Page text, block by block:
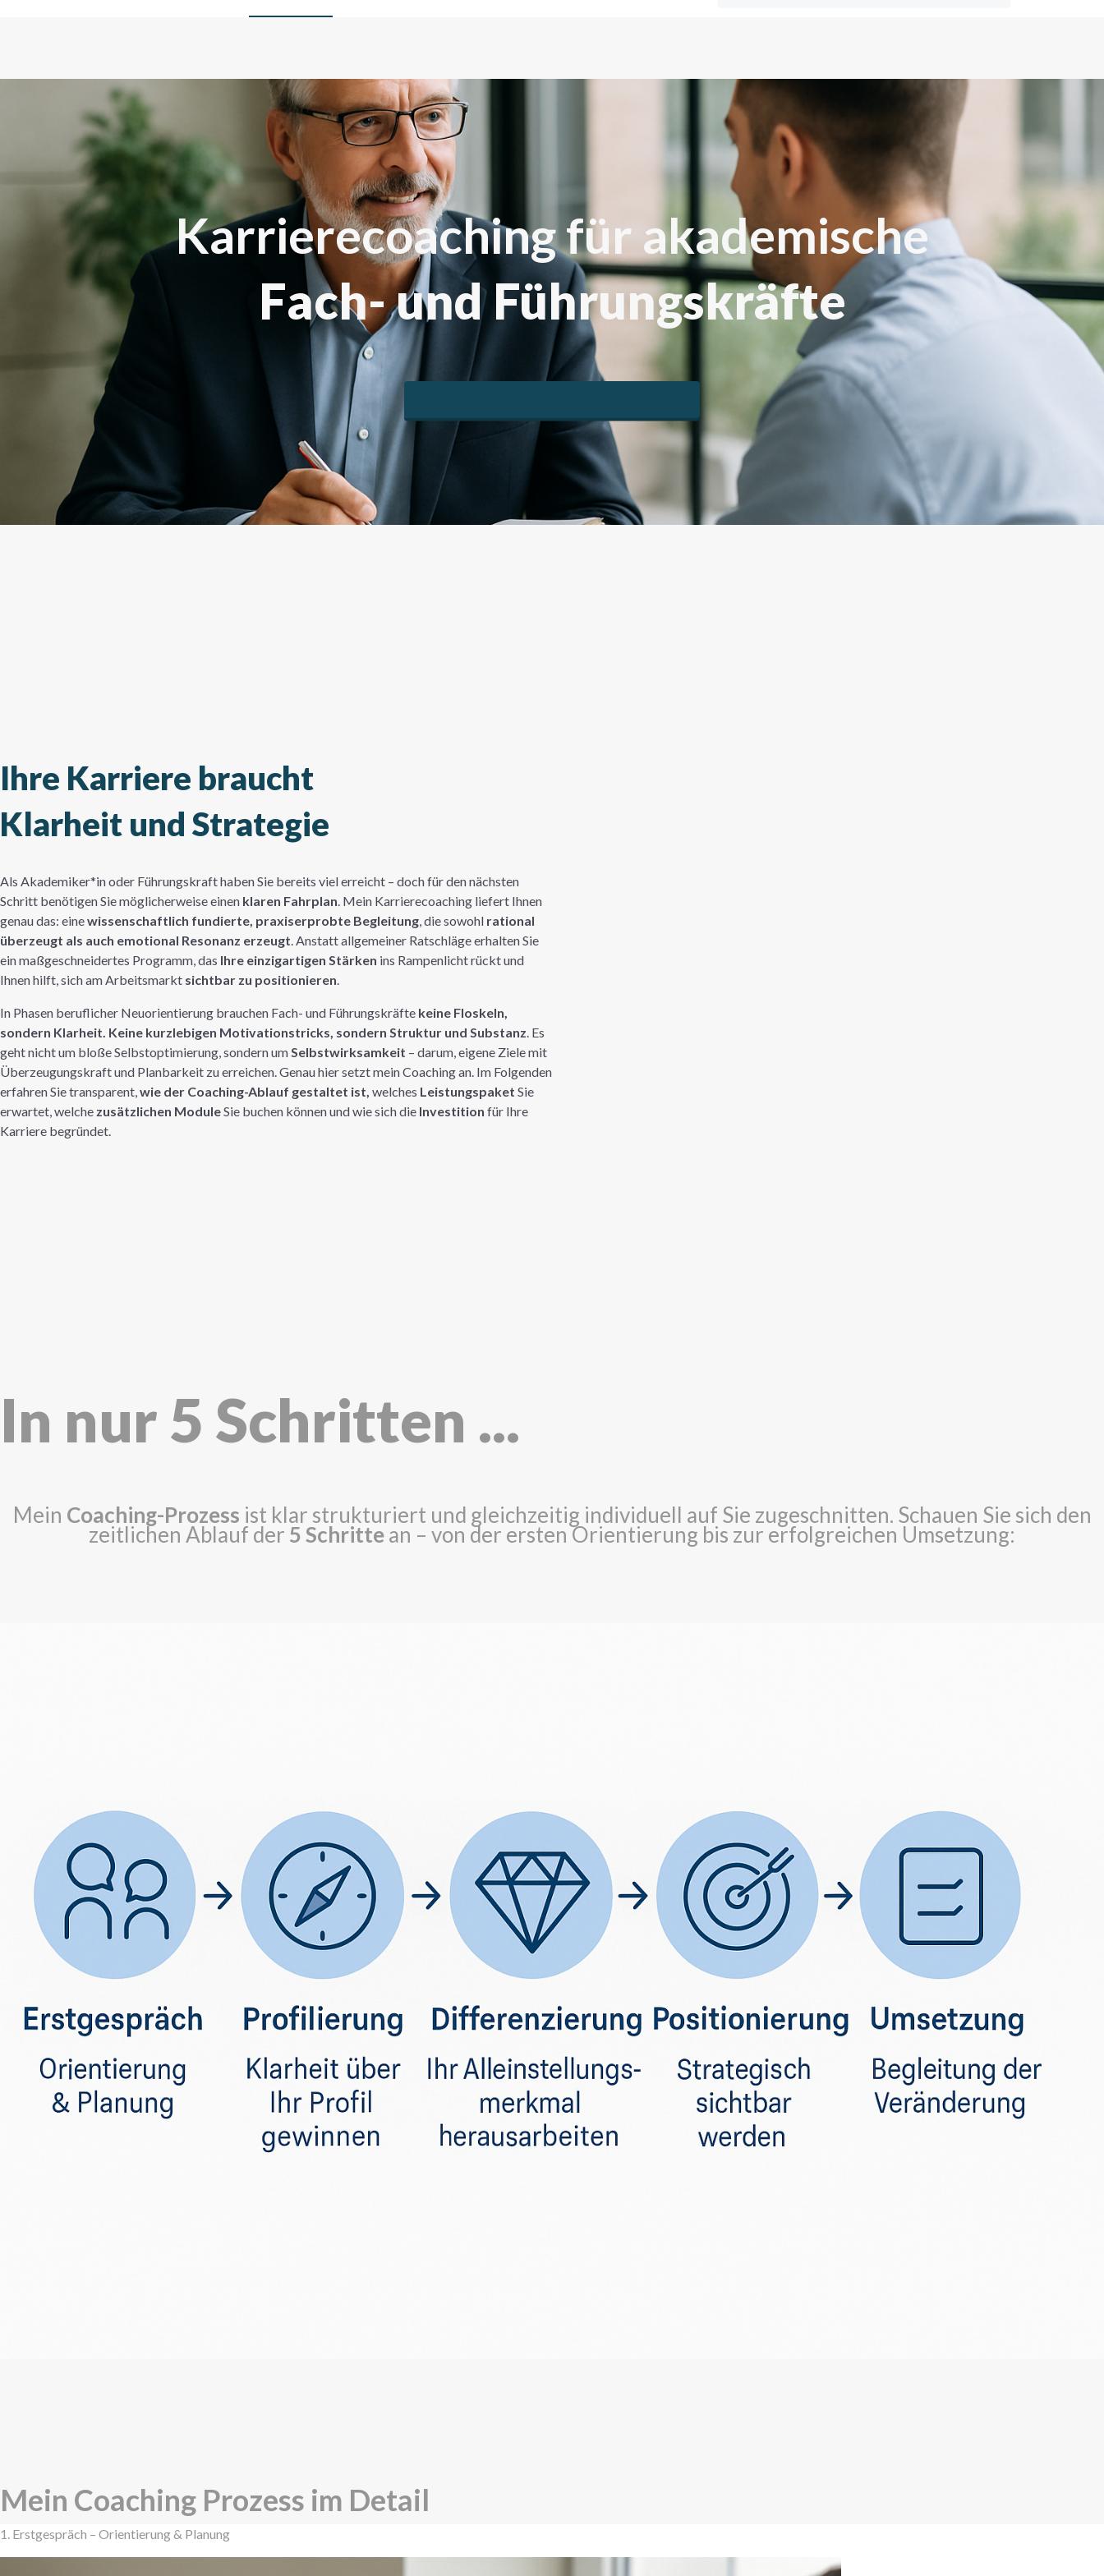
Karrierecoaching für akademische
Fach- und Führungskräfte
Ihre Karriere braucht
Klarheit und Strategie
Als Akademiker*in oder Führungskraft haben Sie bereits viel erreicht – doch für den nächsten
Schritt benötigen Sie möglicherweise einen klaren Fahrplan. Mein Karrierecoaching liefert Ihnen
genau das: einewissenschaftlich fundierte, praxiserprobte Begleitung, die sowohl rational
überzeugt als auch emotional Resonanz erzeugt. Anstatt allgemeiner Ratschläge erhalten Sie
ein maßgeschneidertes Programm, das Ihre einzigartigen Stärken ins Rampenlicht rückt und
Ihnen hilft, sich am Arbeitsmarkt sichtbar zu positionieren.
In Phasen beruflicher Neuorientierung brauchen Fach- und Führungskräfte keine Floskeln,
sondern Klarheit. Keine kurzlebigen Motivationstricks, sondern Struktur und Substanz. Es
geht nicht um bloße Selbstoptimierung, sondern umSelbstwirksamkeit – darum, eigene Ziele mit
Überzeugungskraft und Planbarkeit zu erreichen. Genau hier setzt mein Coaching an. Im Folgenden
erfahren Sie transparent,wie der Coaching-Ablauf gestaltet ist, welches Leistungspaket Sie
erwartet, welche zusätzlichen ModuleSie buchen können und wie sich die Investition für Ihre
Karriere begründet.
In nur 5 Schritten ...
Mein Coaching-Prozess ist klar strukturiert und gleichzeitig individuell auf Sie zugeschnitten. Schauen Sie sich den
zeitlichen Ablauf der 5 Schrittean – von der ersten Orientierung bis zur erfolgreichen Umsetzung:
Mein Coaching Prozess im Detail
1. Erstgespräch – Orientierung & Planung